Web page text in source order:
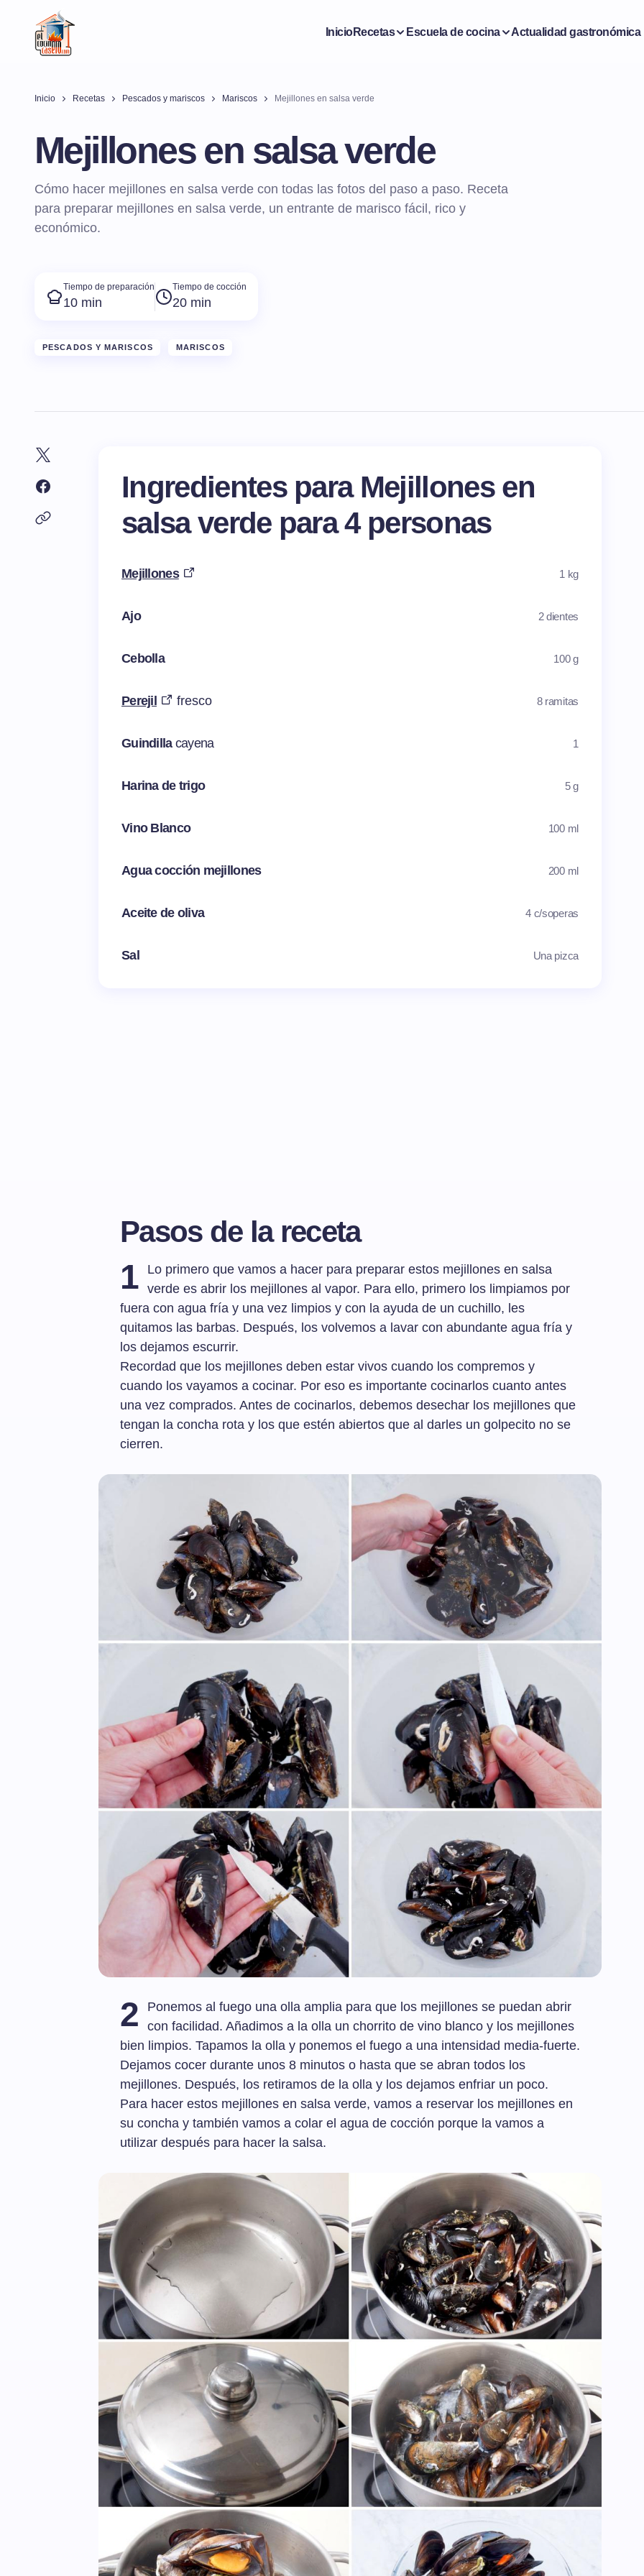
InicioRecetas Escuela de cocina Actualidad gastronómica
Inicio Recetas Pescados y mariscos Mariscos Mejillones en salsa verde
Mejillones en salsa verde
Cómo hacer mejillones en salsa verde con todas las fotos del paso a paso. Receta
para preparar mejillones en salsa verde, un entrante de marisco fácil, rico y
económico.
Tiempo de preparación
10 min
Tiempo de cocción
20 min
PESCADOS Y MARISCOS MARISCOS
Ingredientes para Mejillones en
salsa verde para 4 personas
Mejillones 1 kg
Ajo 2 dientes
Cebolla 100 g
Perejil fresco 8 ramitas
Guindilla cayena 1
Harina de trigo 5 g
Vino Blanco 100 ml
Agua cocción mejillones 200 ml
Aceite de oliva 4 c/soperas
Sal Una pizca
Pasos de la receta
1
Lo primero que vamos a hacer para preparar estos mejillones en salsa
verde es abrir los mejillones al vapor. Para ello, primero los limpiamos por
fuera con agua fría y una vez limpios y con la ayuda de un cuchillo, les
quitamos las barbas. Después, los volvemos a lavar con abundante agua fría y
los dejamos escurrir.
Recordad que los mejillones deben estar vivos cuando los compremos y
cuando los vayamos a cocinar. Por eso es importante cocinarlos cuanto antes
una vez comprados. Antes de cocinarlos, debemos desechar los mejillones que
tengan la concha rota y los que estén abiertos que al darles un golpecito no se
cierren.
2
Ponemos al fuego una olla amplia para que los mejillones se puedan abrir
con facilidad. Añadimos a la olla un chorrito de vino blanco y los mejillones
bien limpios. Tapamos la olla y ponemos el fuego a una intensidad media-fuerte.
Dejamos cocer durante unos 8 minutos o hasta que se abran todos los
mejillones. Después, los retiramos de la olla y los dejamos enfriar un poco.
Para hacer estos mejillones en salsa verde, vamos a reservar los mejillones en
su concha y también vamos a colar el agua de cocción porque la vamos a
utilizar después para hacer la salsa.